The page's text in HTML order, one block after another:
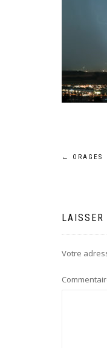
← ORAGES
LAISSER
Votre